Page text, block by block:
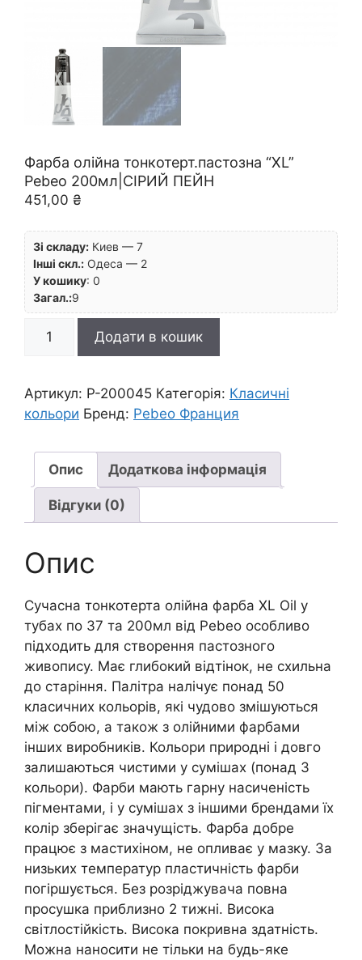
Фарба олійна тонкотерт.пастозна “XL”
Pebeo 200мл|СІРИЙ ПЕЙН
451,00 ₴
Зі складу: Киев — 7
Інші скл.: Одеса — 2
У кошику: 0
Загал.:9
Фарба
"XL"
Pebeo
СІРИЙ
ПЕЙН
кількість
Додати в кошик
Артикул: P-200045 Категорія: Класичні
кольори Бренд: Pebeo Франция
Опис Додаткова інформація
Відгуки (0)
Опис
Сучасна тонкотерта олійна фарба XL Oil у
тубах по 37 та 200мл від Pebeo особливо
підходить для створення пастозного
живопису. Має глибокий відтінок, не схильна
до старіння. Палітра налічує понад 50
класичних кольорів, які чудово змішуються
між собою, а також з олійними фарбами
інших виробників. Кольори природні і довго
залишаються чистими у сумішах (понад 3
кольори). Фарби мають гарну насиченість
пігментами, і у сумішах з іншими брендами їх
колір зберігає значущість. Фарба добре
працює з мастихіном, не опливає у мазку. За
низьких температур пластичність фарби
погіршується. Без розріджувача повна
просушка приблизно 2 тижні. Висока
світлостійкість. Висока покривна здатність.
Можна наносити не тільки на будь-яке